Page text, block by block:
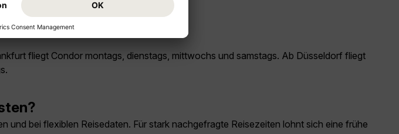
fliegt Condor montags, dienstags, mittwochs und samstags. Ab Düsseldorf fliegt
und bei flexiblen Reisedaten. Für stark nachgefragte Reisezeiten lohnt sich eine frühe